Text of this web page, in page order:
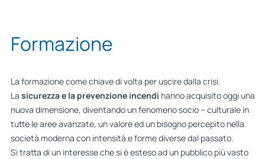
Formazione
La formazione come chiave di volta per uscire dalla crisi.
La sicurezza e la prevenzione incendi hanno acquisito oggi una
nuova dimensione, diventando un fenomeno socio – culturale in
tutte le aree avanzate, un valore ed un bisogno percepito nella
società moderna con intensità e forme diverse dal passato.
Si tratta di un interesse che si è esteso ad un pubblico più vasto